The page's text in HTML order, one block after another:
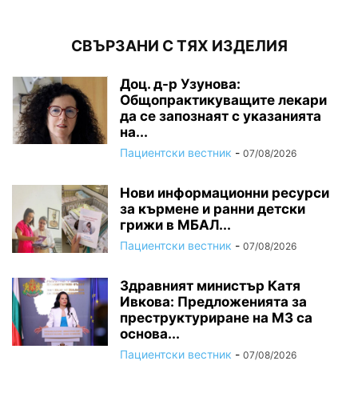
СВЪРЗАНИ С ТЯХ ИЗДЕЛИЯ
Доц. д-р Узунова:
Общопрактикуващите лекари
да се запознаят с указанията
на...
Пациентски вестник - 07/08/2026
Нови информационни ресурси
за кърмене и ранни детски
грижи в МБАЛ...
Пациентски вестник - 07/08/2026
Здравният министър Катя
Ивкова: Предложенията за
преструктуриране на МЗ са
основа...
Пациентски вестник - 07/08/2026